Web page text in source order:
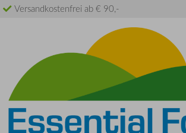
Versandkostenfrei ab € 90,-